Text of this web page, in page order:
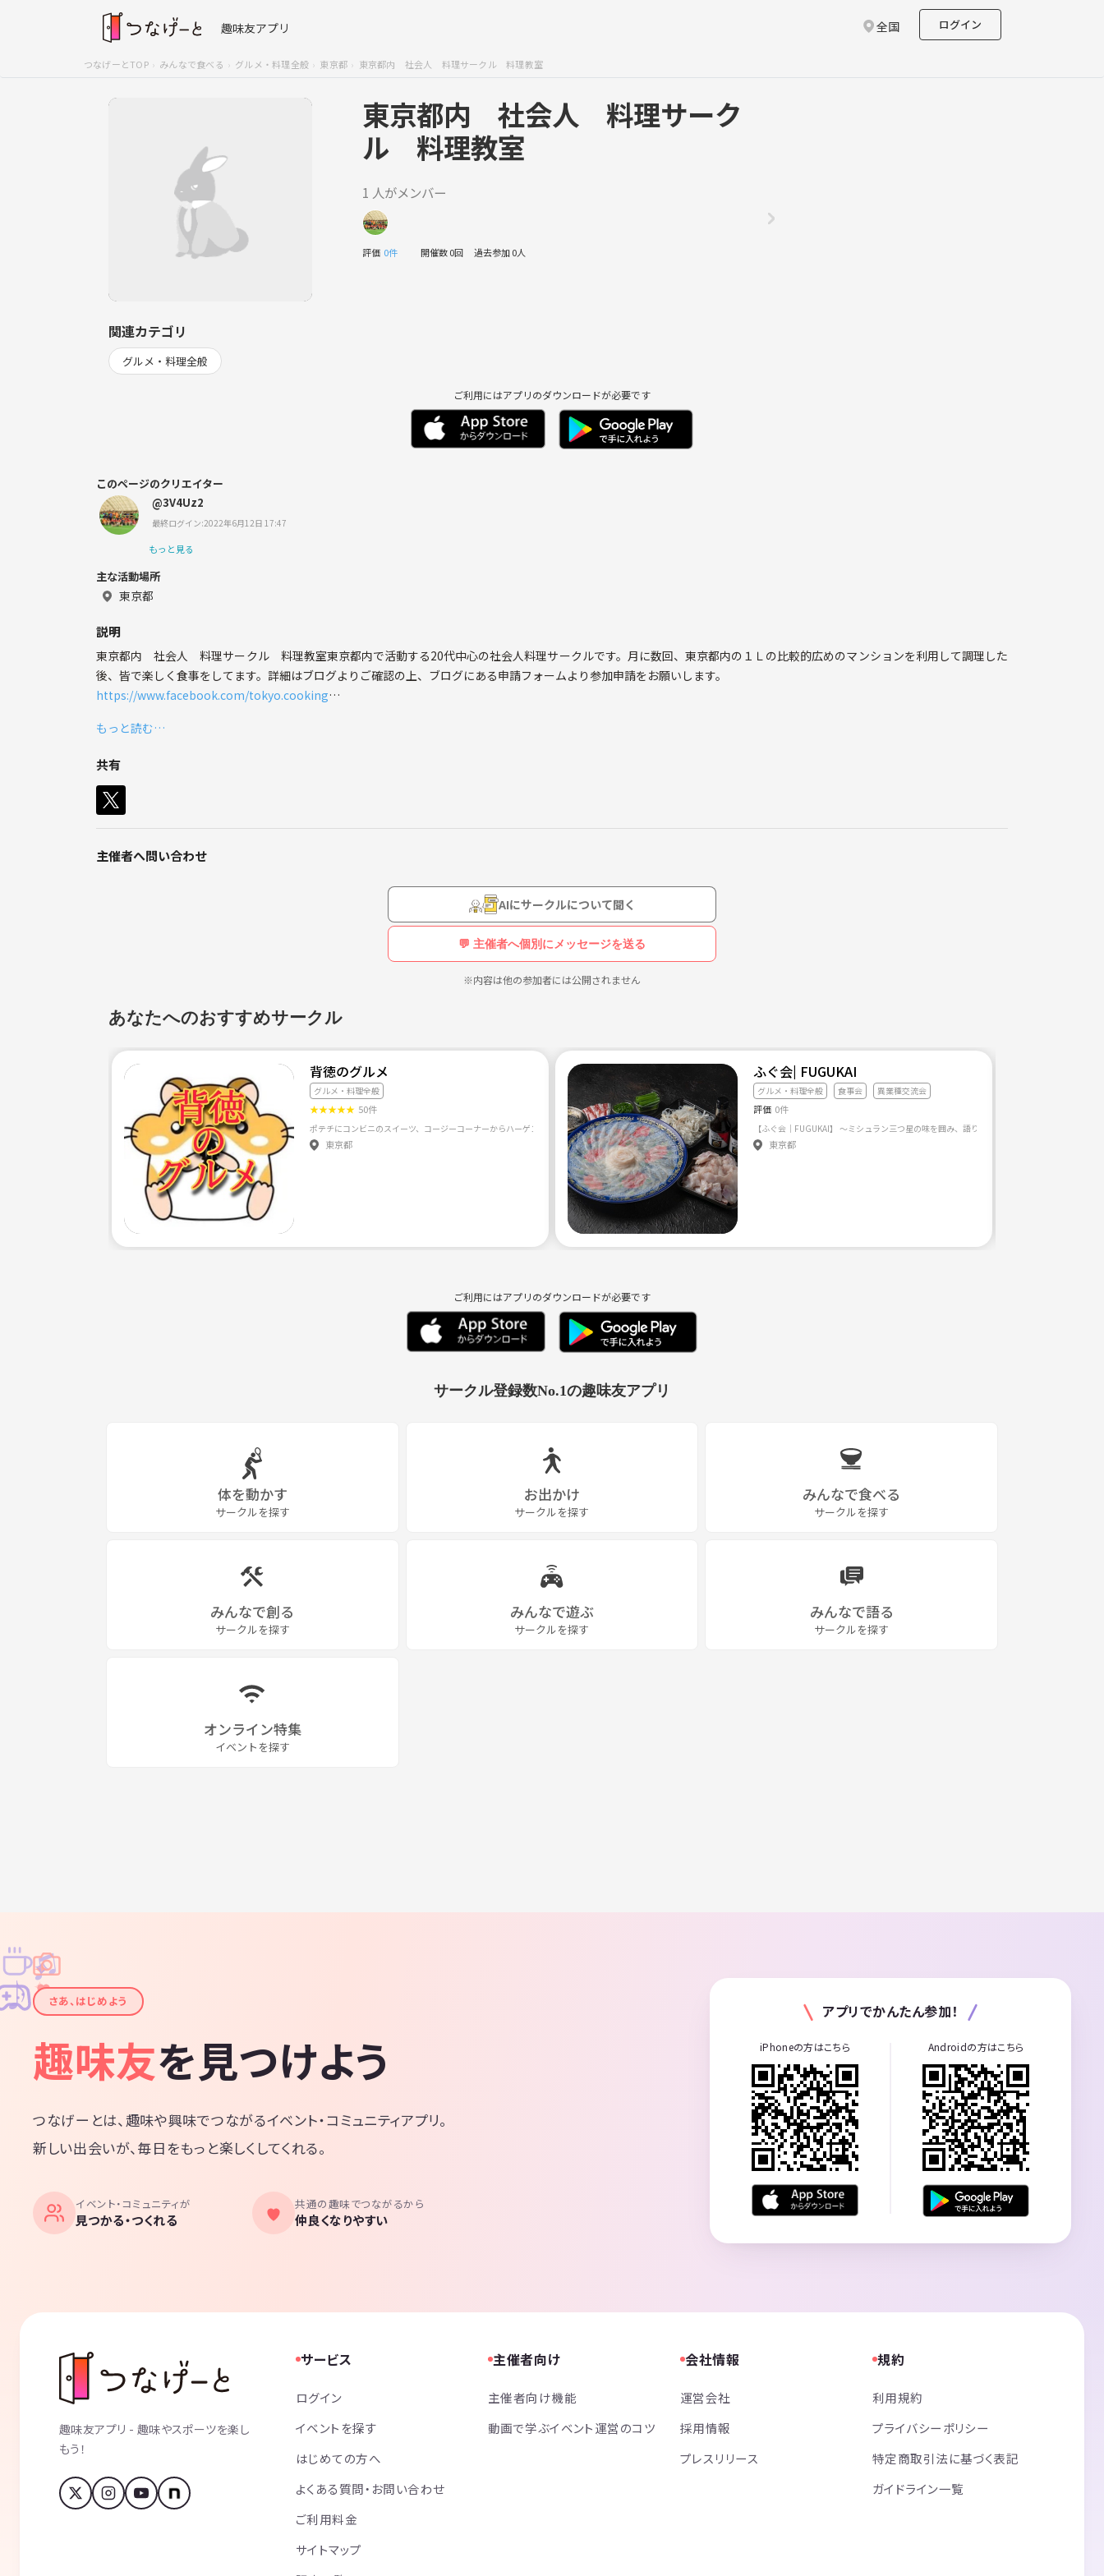
趣味友アプリ 全国 ログイン
つなげーとTOP みんなで食べる グルメ・料理全般 東京都 東京都内 社会人 料理サークル 料理教室
東京都内 社会人 料理サーク
ル 料理教室
1 人がメンバー
評価 0件 開催数 0回 過去参加 0人
関連カテゴリ
グルメ・料理全般
ご利用にはアプリのダウンロードが必要です
このページのクリエイター
@3V4Uz2
最終ログイン:2022年6月12日 17:47
もっと見る
主な活動場所
東京都
説明
東京都内 社会人 料理サークル 料理教室東京都内で活動する20代中心の社会人料理サークルです。月に数回、東京都内の１Ｌの比較的広めのマンションを利用して調理した
後、皆で楽しく食事をしてます。詳細はブログよりご確認の上、ブログにある申請フォームより参加申請をお願いします。
https://www.facebook.com/tokyo.cooking
https://ssl.form-mailer.jp/fms/a406031a349641
参加条件： 作る料理は和、洋、中の家庭料理
女性：20代で料理に興味のある方
男性：テニスサークルのメンバーの紹介のみ（現在のところ）
・医師、弁護士、会計士などの士業などの友達
8名がけのテーブルと、4名がけのソファーがあるので、現在は12名まで可能（上限）。
(部屋的には20名程度可能です。立食ではないので）
参加費：食材込1500円、お酒等は自腹
マンション内にスーパーがあり、そこでで調達。
もっと読む…
共有
主催者へ問い合わせ
AIにサークルについて聞く
💬 主催者へ個別にメッセージを送る
※内容は他の参加者には公開されません
あなたへのおすすめサークル
背徳のグルメ
グルメ・料理全般
★★★★★ 50件
東京都
ふぐ会| FUGUKAI
グルメ・料理全般 食事会 異業種交流会
評価 0件
東京都
ご利用にはアプリのダウンロードが必要です
サークル登録数No.1の趣味友アプリ
体を動かす
サークルを探す
お出かけ
サークルを探す
みんなで食べる
サークルを探す
みんなで創る
サークルを探す
みんなで遊ぶ
サークルを探す
みんなで語る
サークルを探す
オンライン特集
イベントを探す
✦
✦
✧
✧
♪
♫
さあ、はじめよう
趣味友を見つけよう
つなげーとは、趣味や興味でつながるイベント・コミュニティアプリ。
新しい出会いが、毎日をもっと楽しくしてくれる。
イベント・コミュニティが
見つかる・つくれる
共通の趣味でつながるから
仲良くなりやすい
アプリでかんたん参加！
iPhoneの方はこちら Androidの方はこちら
趣味友アプリ - 趣味やスポーツを楽し
もう！
サービス
ログイン
イベントを探す
はじめての方へ
よくある質問・お問い合わせ
ご利用料金
サイトマップ
主催者向け
主催者向け機能
動画で学ぶイベント運営のコツ
会社情報
運営会社
採用情報
プレスリリース
規約
利用規約
プライバシーポリシー
特定商取引法に基づく表記
ガイドライン一覧